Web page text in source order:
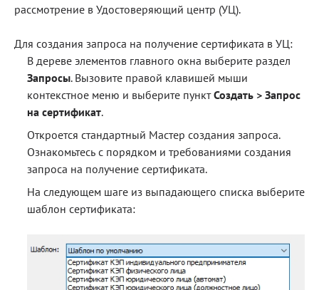
рассмотрение в Удостоверяющий центр (УЦ).
Для создания запроса на получение сертификата в УЦ:
В дереве элементов главного окна выберите раздел
Запросы. Вызовите правой клавишей мыши
контекстное меню и выберите пунктСоздать > Запрос
на сертификат.
Откроется стандартный Мастер создания запроса.
Ознакомьтесь с порядком и требованиями создания
запроса на получение сертификата.
На следующем шаге из выпадающего списка выберите
шаблон сертификата: